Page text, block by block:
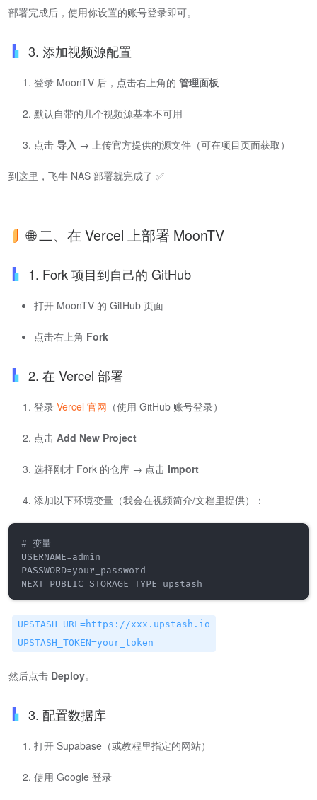
部署完成后，使用你设置的账号登录即可。
3. 添加视频源配置
登录 MoonTV 后，点击右上角的 管理面板
默认自带的几个视频源基本不可用
点击 导入 → 上传官方提供的源文件（可在项目页面获取）
到这里，飞牛 NAS 部署就完成了 ✅
🌐 二、在 Vercel 上部署 MoonTV
1. Fork 项目到自己的 GitHub
打开 MoonTV 的 GitHub 页面
点击右上角 Fork
2. 在 Vercel 部署
登录 Vercel 官网 （使用 GitHub 账号登录）
点击 Add New Project
选择刚才 Fork 的仓库 → 点击 Import
添加以下环境变量（我会在视频简介/文档里提供）：
# 变量
USERNAME=admin
PASSWORD=your_password
UPSTASH_URL=https://xxx.upstash.io
UPSTASH_TOKEN=your_token
然后点击 Deploy。
3. 配置数据库
打开 Supabase（或教程里指定的网站）
使用 Google 登录